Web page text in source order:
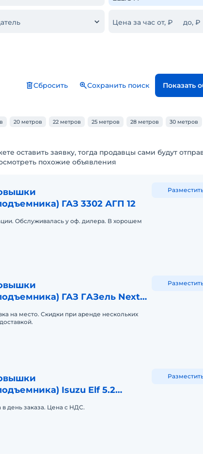
Цена за час от, ₽ до, ₽
Сбросить Сохранить поиск Показать
20 метров 22 метров 25 метров 28 метров 30 метров
оставить заявку, тогда продавцы сами будут
похожие объявления
ГАЗ 3302 АГП 12
Обслуживалась у оф. дилера. В хорошем
ГАЗ ГAЗель Next
на место. Скидки при аренде нескольких
Isuzu Elf 5.2
день заказа. Цена с НДС.